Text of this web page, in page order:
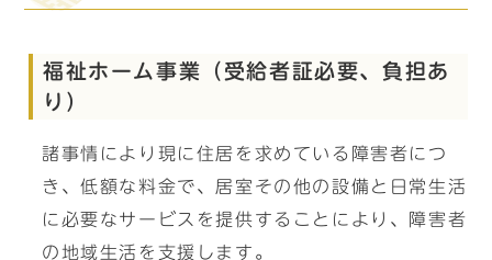
福祉ホーム事業（受給者証必要、負担あ
り）
諸事情により現に住居を求めている障害者につ
き、低額な料金で、居室その他の設備と日常生活
に必要なサービスを提供することにより、障害者
の地域生活を支援します。